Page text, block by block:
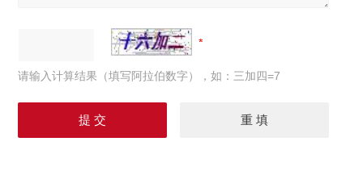
请输入计算结果（填写阿拉伯数字），如：三加四=7